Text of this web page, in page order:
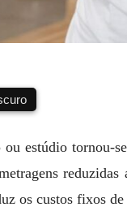
estúdio tornou-
os custos fixos